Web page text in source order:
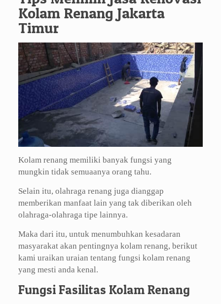
Kolam Renang Jakarta
Timur
Kolam renang memiliki banyak fungsi yang
mungkin tidak semuaanya orang tahu.
Selain itu, olahraga renang juga dianggap
memberikan manfaat lain yang tak diberikan oleh
olahraga-olahraga tipe lainnya.
Maka dari itu, untuk menumbuhkan kesadaran
masyarakat akan pentingnya kolam renang, berikut
kami uraikan uraian tentang fungsi kolam renang
yang mesti anda kenal.
Fungsi Fasilitas Kolam Renang